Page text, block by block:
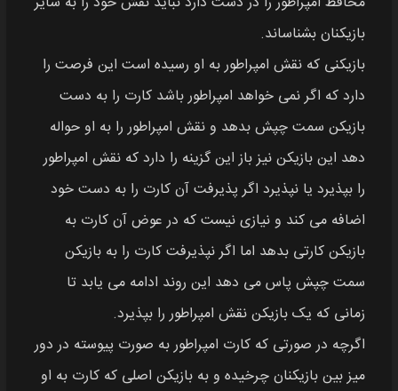
بازیکنان بشناساند.
بازیکنی که نقش امپراطور به او رسیده است این فرصت را
دارد که اگر نمی خواهد امپراطور باشد کارت را به دست
بازیکن سمت چپش بدهد و نقش امپراطور را به او حواله
دهد این بازیکن نیز باز این گزینه را دارد که نقش امپراطور
را بپذیرد یا نپذیرد اگر پذیرفت آن کارت را به دست خود
اضافه می کند و نیازی نیست که در عوض آن کارت به
بازیکن کارتی بدهد اما اگر نپذیرفت کارت را به بازیکن
سمت چپش پاس می دهد این روند ادامه می یابد تا
زمانی که یک بازیکن نقش امپراطور را بپذیرد.
اگرچه در صورتی که کارت امپراطور به صورت پیوسته در دور
میز بین بازیکنان چرخیده و به بازیکن اصلی که کارت به او